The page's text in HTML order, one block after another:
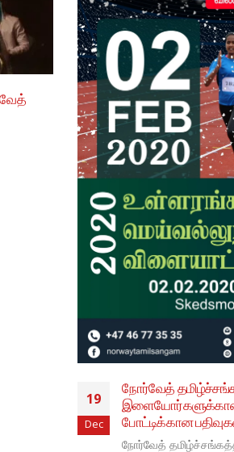
இணங்க, Oslo
இவ்வருடம் நோர்வே
நடத்தவுள்ளது.
அழைக்கிறோம். திகதி:
read more